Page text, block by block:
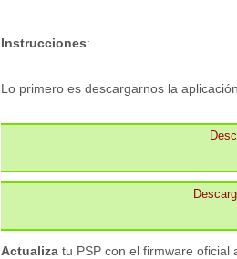
Instrucciones:
Lo primero es descargarnos la
Actualiza tu PSP con el firmware